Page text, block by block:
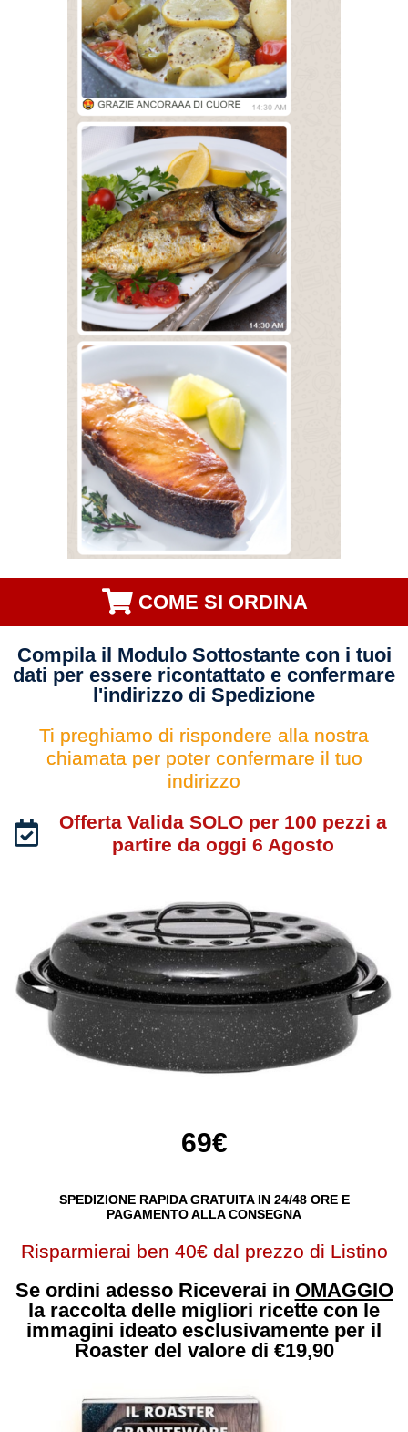
COME SI ORDINA
Compila il Modulo Sottostante con i tuoi
dati per essere ricontattato e confermare
l'indirizzo di Spedizione
Ti preghiamo di rispondere alla nostra
chiamata per poter confermare il tuo
indirizzo
Offerta Valida SOLO per 100 pezzi a
partire da oggi 6 Agosto
69€
SPEDIZIONE RAPIDA GRATUITA IN 24/48 ORE E
PAGAMENTO ALLA CONSEGNA
Risparmierai ben 40€ dal prezzo di Listino
Se ordini adesso Riceverai in OMAGGIO
la raccolta delle migliori ricette con le
immagini ideato esclusivamente per il
Roaster del valore di €19,90